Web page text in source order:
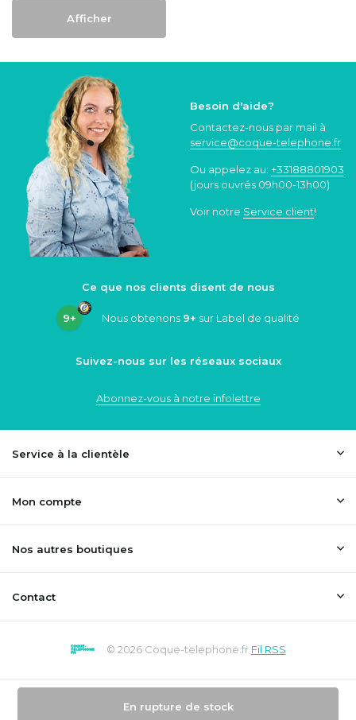
En rupture de stock
Afficher
Besoin d'aide?
Contactez-nous par mail à
service@coque-telephone.fr
Ou appelez au: +33188801903
(jours ouvrés 09h00-13h00)
Voir notre Service client!
Ce que nos clients disent de nous
9+ Nous obtenons 9+ sur Label de qualité
Suivez-nous sur les réseaux sociaux
Abonnez-vous à notre infolettre
Service à la clientèle
Mon compte
Nos autres boutiques
Contact
© 2026 Coque-telephone.fr Fil RSS